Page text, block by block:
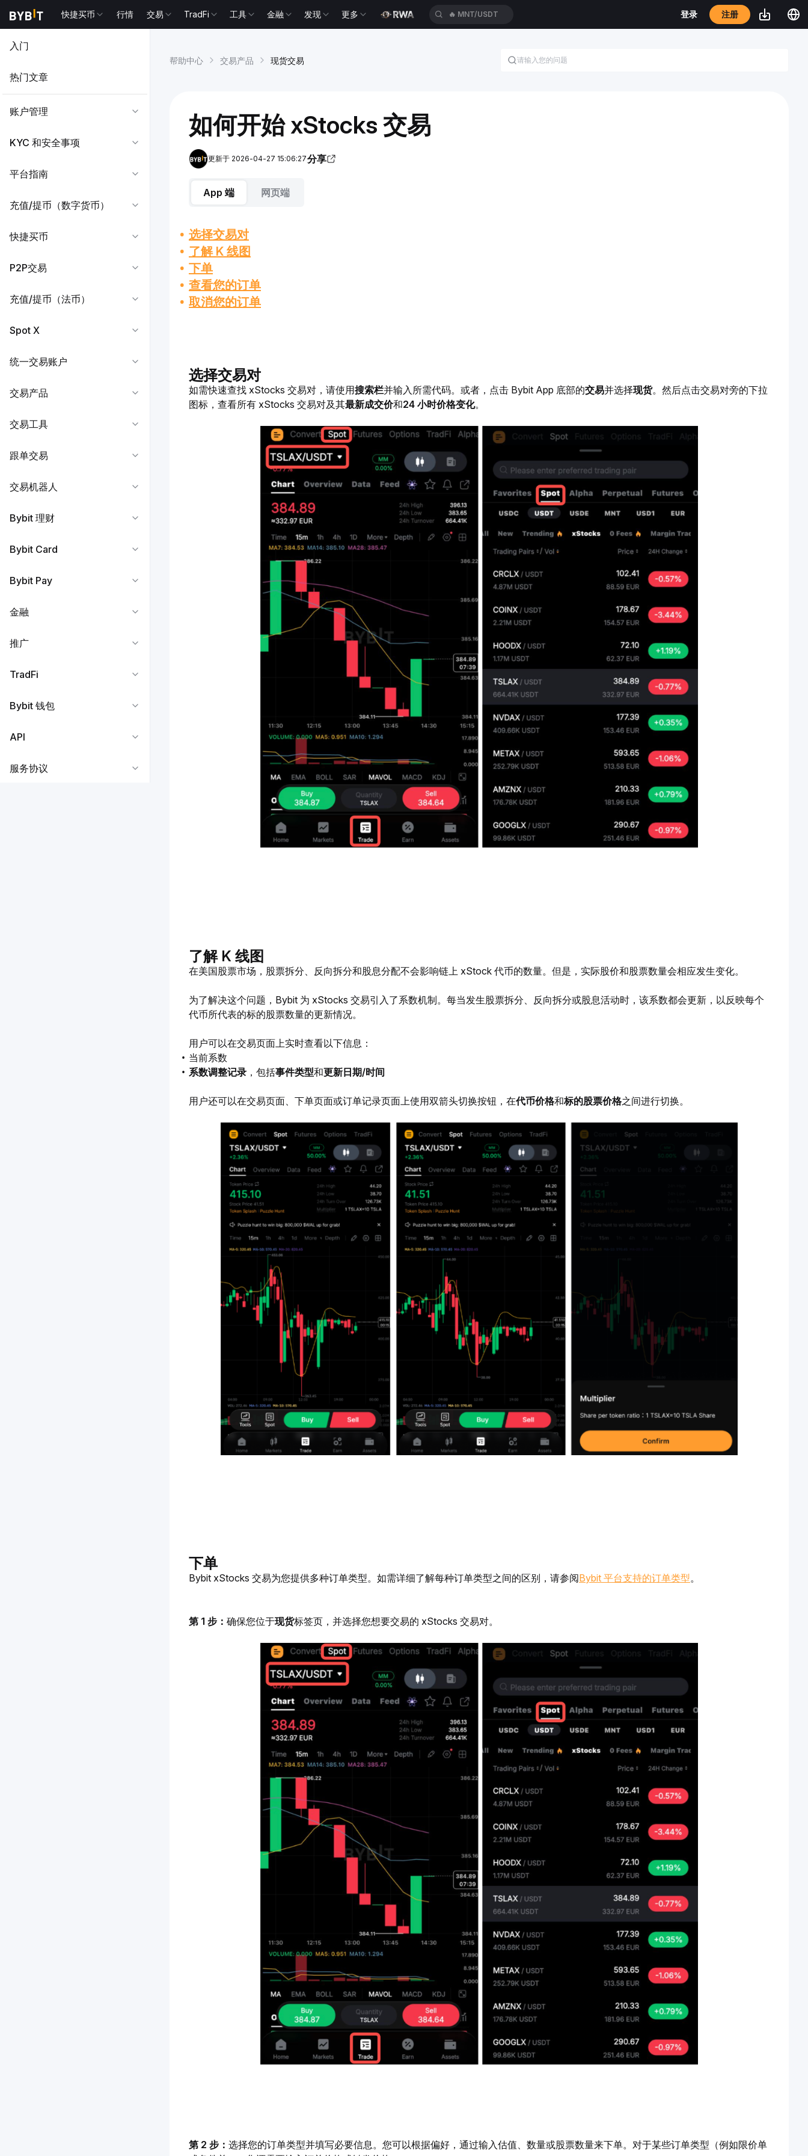
快捷买币 行情 交易 TradFi 工具 金融 发现 更多 🔥 MNT/USDT 登录 注册
入门
热门文章
账户管理
KYC 和安全事项
平台指南
充值/提币（数字货币）
快捷买币
P2P交易
充值/提币（法币）
Spot X
统一交易账户
交易产品
交易工具
跟单交易
交易机器人
Bybit 理财
Bybit Card
Bybit Pay
金融
推广
TradFi
Bybit 钱包
API
服务协议
帮助中心 交易产品 现货交易
如何开始 xStocks 交易
更新于 2026-04-27 15:06:27分享
App 端 网页端
选择交易对
了解 K 线图
下单
查看您的订单
取消您的订单
选择交易对
如需快速查找 xStocks 交易对，请使用搜索栏并输入所需代码。或者，点击 Bybit App 底部的交易并选择现货。然后点击交易对旁的下拉
图标，查看所有 xStocks 交易对及其最新成交价和24 小时价格变化。
了解 K 线图
在美国股票市场，股票拆分、反向拆分和股息分配不会影响链上 xStock 代币的数量。但是，实际股价和股票数量会相应发生变化。
为了解决这个问题，Bybit 为 xStocks 交易引入了系数机制。每当发生股票拆分、反向拆分或股息活动时，该系数都会更新，以反映每个
代币所代表的标的股票数量的更新情况。
用户可以在交易页面上实时查看以下信息：
当前系数
系数调整记录 ，包括事件类型和更新日期/时间
用户还可以在交易页面、下单页面或订单记录页面上使用双箭头切换按钮，在代币价格和标的股票价格之间进行切换。
下单
Bybit xStocks 交易为您提供多种订单类型。如需详细了解每种订单类型之间的区别，请参阅Bybit 平台支持的订单类型。
第 1 步： 确保您位于现货标签页，并选择您想要交易的 xStocks 交易对。
第 2 步： 选择您的订单类型并填写必要信息。您可以根据偏好，通过输入估值、数量或股票数量来下单。对于某些订单类型（例如限价单